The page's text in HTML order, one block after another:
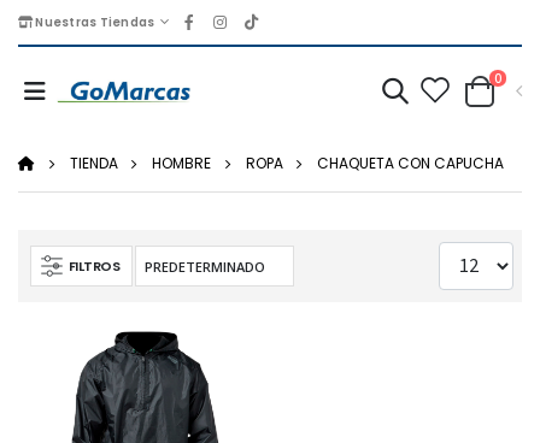
Nuestras Tiendas
0
TIENDA HOMBRE ROPA CHAQUETA CON CAPUCHA
FILTROS